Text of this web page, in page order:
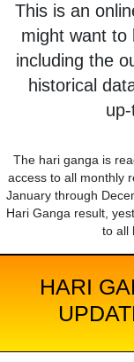
This is an
might want to
including the
historical
The hari ganga is
access to all monthly
January through
Hari Ganga result,
to all
HARI